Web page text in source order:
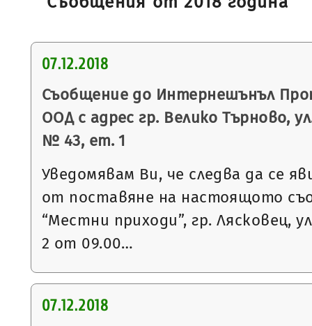
07.12.2018
Съобщение до Интернешънъл
ООД с адрес гр. Велико Търново,
№ 43, ет. 1
Уведомявам Ви, че следва да се
от поставяне на настоящото
“Местни приходи”, гр. Лясковец,
2 от 09.00…
07.12.2018